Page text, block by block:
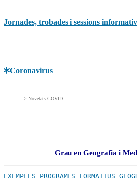
Jornades, trobades i sessions
Coronavirus
> Novetats COVID
Grau en Geografia i
EXEMPLES PROGRAMES FORMATIUS